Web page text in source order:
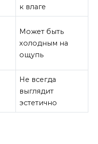
к влаге
Может быть
холодным на
ощупь
Не всегда
выглядит
эстетично